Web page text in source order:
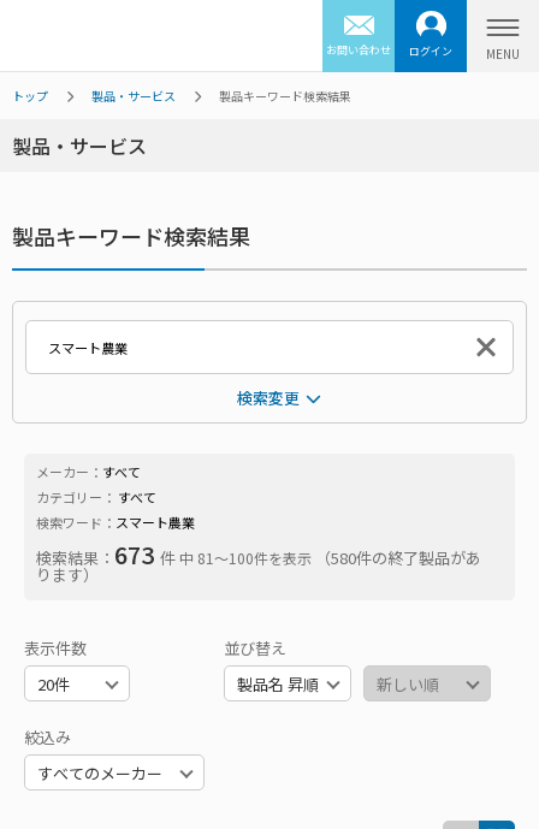
お問い合わせ ログイン
トップ 製品・サービス 製品キーワード検索結果
製品・サービス
製品キーワード検索結果
検索変更
メーカー： すべて
カテゴリー： すべて
検索ワード： スマート農業
検索結果： 673 件 中 81〜100件を表示 （580件の終了製品があ
ります）
表示件数 並び替え
絞込み